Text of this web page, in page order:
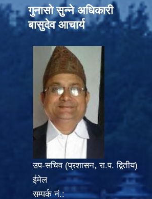
गुनासो सुन्‍ने अधिकारी
बासुदेव आचार्य
उप-सचिव (प्रशासन, रा.प. द्वितीय)
ईमेल
सम्पर्क नं.: